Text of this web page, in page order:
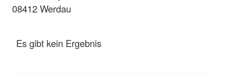
08412 Werdau
Es gibt kein Ergebnis